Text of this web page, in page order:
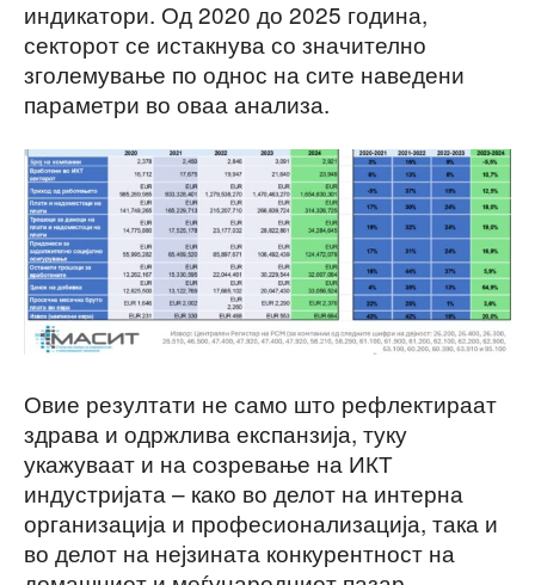
индикатори. Од 2020 до 2025 година,
секторот се истакнува со значително
зголемување по однос на сите наведени
параметри во оваа анализа.
Овие резултати не само што рефлектираат
здрава и одржлива експанзија, туку
укажуваат и на созревање на ИКТ
индустријата – како во делот на интерна
организација и професионализација, така и
во делот на нејзината конкурентност на